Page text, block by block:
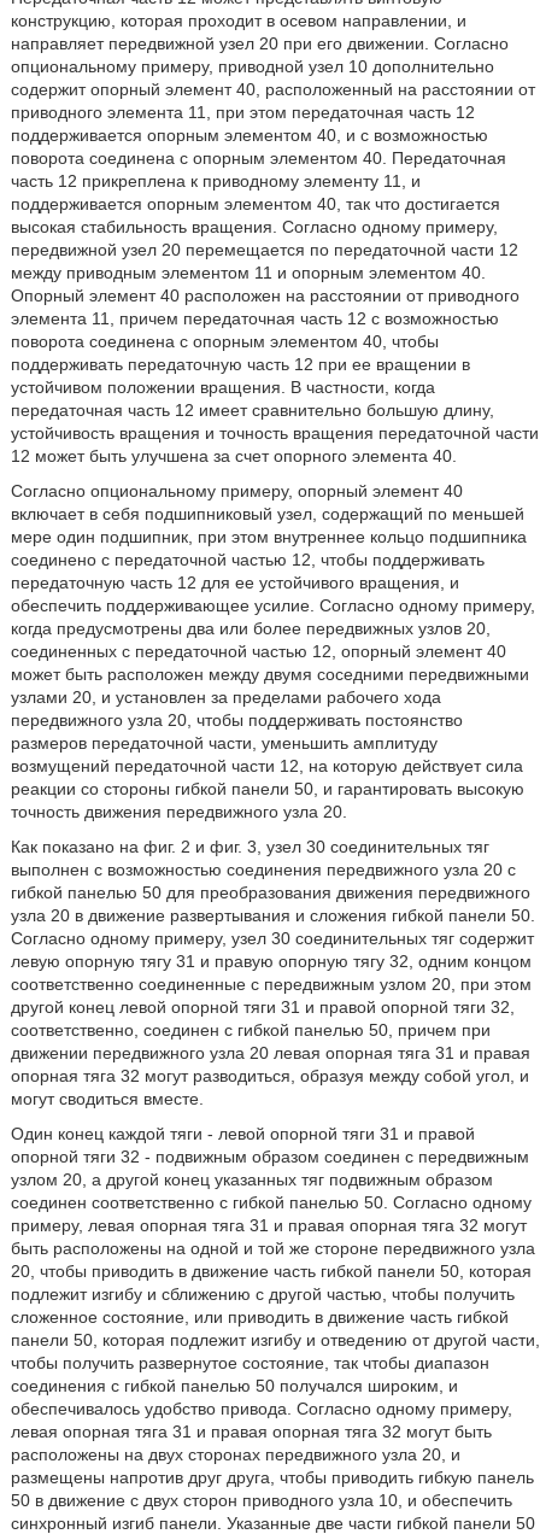
конструкцию, которая проходит в осевом направлении, и
направляет передвижной узел 20 при его движении. Согласно
опциональному примеру, приводной узел 10 дополнительно
содержит опорный элемент 40, расположенный на расстоянии от
приводного элемента 11, при этом передаточная часть 12
поддерживается опорным элементом 40, и с возможностью
поворота соединена с опорным элементом 40. Передаточная
часть 12 прикреплена к приводному элементу 11, и
поддерживается опорным элементом 40, так что достигается
высокая стабильность вращения. Согласно одному примеру,
передвижной узел 20 перемещается по передаточной части 12
между приводным элементом 11 и опорным элементом 40.
Опорный элемент 40 расположен на расстоянии от приводного
элемента 11, причем передаточная часть 12 с возможностью
поворота соединена с опорным элементом 40, чтобы
поддерживать передаточную часть 12 при ее вращении в
устойчивом положении вращения. В частности, когда
передаточная часть 12 имеет сравнительно большую длину,
устойчивость вращения и точность вращения передаточной части
12 может быть улучшена за счет опорного элемента 40.
Согласно опциональному примеру, опорный элемент 40
включает в себя подшипниковый узел, содержащий по меньшей
мере один подшипник, при этом внутреннее кольцо подшипника
соединено с передаточной частью 12, чтобы поддерживать
передаточную часть 12 для ее устойчивого вращения, и
обеспечить поддерживающее усилие. Согласно одному примеру,
когда предусмотрены два или более передвижных узлов 20,
соединенных с передаточной частью 12, опорный элемент 40
может быть расположен между двумя соседними передвижными
узлами 20, и установлен за пределами рабочего хода
передвижного узла 20, чтобы поддерживать постоянство
размеров передаточной части, уменьшить амплитуду
возмущений передаточной части 12, на которую действует сила
реакции со стороны гибкой панели 50, и гарантировать высокую
точность движения передвижного узла 20.
Как показано на фиг. 2 и фиг. 3, узел 30 соединительных тяг
выполнен с возможностью соединения передвижного узла 20 с
гибкой панелью 50 для преобразования движения передвижного
узла 20 в движение развертывания и сложения гибкой панели 50.
Согласно одному примеру, узел 30 соединительных тяг содержит
левую опорную тягу 31 и правую опорную тягу 32, одним концом
соответственно соединенные с передвижным узлом 20, при этом
другой конец левой опорной тяги 31 и правой опорной тяги 32,
соответственно, соединен с гибкой панелью 50, причем при
движении передвижного узла 20 левая опорная тяга 31 и правая
опорная тяга 32 могут разводиться, образуя между собой угол, и
могут сводиться вместе.
Один конец каждой тяги - левой опорной тяги 31 и правой
опорной тяги 32 - подвижным образом соединен с передвижным
узлом 20, а другой конец указанных тяг подвижным образом
соединен соответственно с гибкой панелью 50. Согласно одному
примеру, левая опорная тяга 31 и правая опорная тяга 32 могут
быть расположены на одной и той же стороне передвижного узла
20, чтобы приводить в движение часть гибкой панели 50, которая
подлежит изгибу и сближению с другой частью, чтобы получить
сложенное состояние, или приводить в движение часть гибкой
панели 50, которая подлежит изгибу и отведению от другой части,
чтобы получить развернутое состояние, так чтобы диапазон
соединения с гибкой панелью 50 получался широким, и
обеспечивалось удобство привода. Согласно одному примеру,
левая опорная тяга 31 и правая опорная тяга 32 могут быть
расположены на двух сторонах передвижного узла 20, и
размещены напротив друг друга, чтобы приводить гибкую панель
50 в движение с двух сторон приводного узла 10, и обеспечить
синхронный изгиб панели. Указанные две части гибкой панели 50